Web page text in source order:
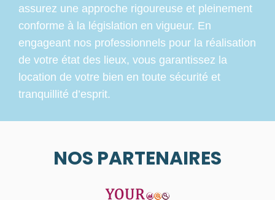
assurez une approche rigoureuse et pleinement
conforme à la législation en vigueur. En
engageant nos professionnels pour la réalisation
de votre état des lieux, vous garantissez la
location de votre bien en toute sécurité et
tranquillité d’esprit.
NOS PARTENAIRES